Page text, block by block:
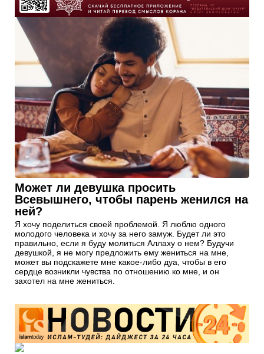
Может ли девушка просить
Всевышнего, чтобы парень женился на
ней?
Я хочу поделиться своей проблемой. Я люблю одного
молодого человека и хочу за него замуж. Будет ли это
правильно, если я буду молиться Аллаху о нем? Будучи
девушкой, я не могу предложить ему жениться на мне,
может вы подскажете мне какое-либо дуа, чтобы в его
сердце возникли чувства по отношению ко мне, и он
захотел на мне жениться.